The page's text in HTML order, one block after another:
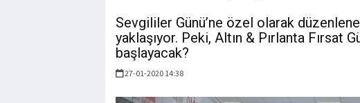
Sevgililer Günü’ne özel olarak
yaklaşıyor. Peki, Altın & Pırlanta Fırsat
başlayacak?
27-01-2020 14:38